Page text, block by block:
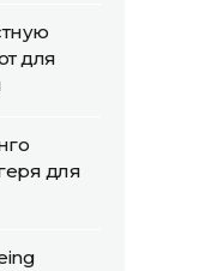
для
для